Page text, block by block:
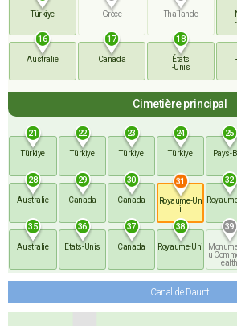
Türkiye Grèce Thaïlande
16
Australie
17
Canada
18
États
-Unis
Cimetière principal
21
Türkiye
22
Türkiye
23
Türkiye
24
Türkiye
25
Pays-
28
Australie
29
Canada
30
Canada
31
Royaume-Un
i
32
35
Australie
36
Etats-Unis
37
Canada
38
Royaume-Uni
39
u
ealth
Canal de Daunt